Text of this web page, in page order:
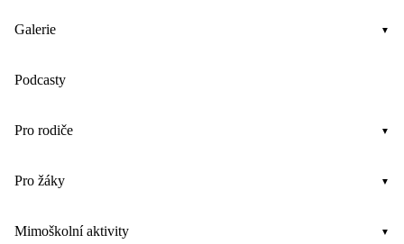
Galerie
Podcasty
Pro rodiče
Pro žáky
Mimoškolní aktivity